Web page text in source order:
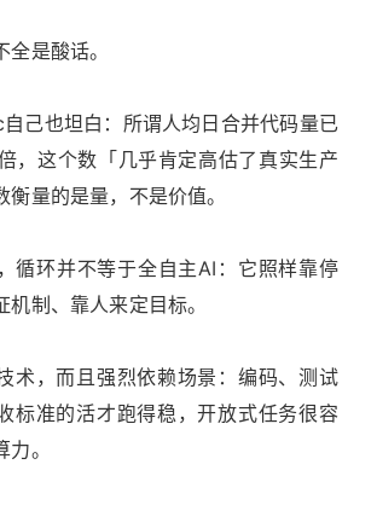
是酸话。
己也坦白：所谓人均日合并代码量已
，这个数「几乎肯定高估了真实生产
衡量的是量，不是价值。
循环并不等于全自主AI：它照样靠停
机制、靠人来定目标。
术，而且强烈依赖场景：编码、测试
标准的活才跑得稳，开放式任务很容
。